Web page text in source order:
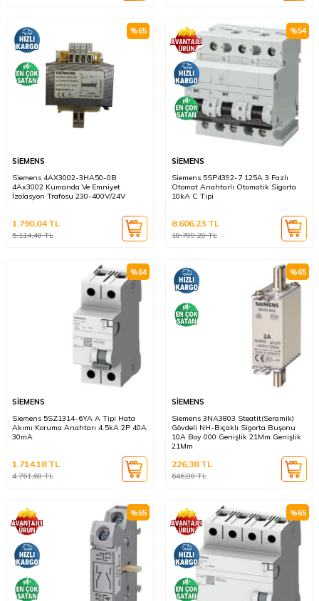
%65
SİEMENS
Siemens 4AX3002-3HA50-0B
4Ax3002 Kumanda Ve Emniyet
İzolasyon Trafosu 230-400V/24V
5.114,40TL
1.790,04TL
%54
SİEMENS
Siemens 5SP4392-7 125A 3 Fazlı
Otomat Anahtarlı Otomatik Sigorta
10kA C Tipi
18.709,20TL
8.606,23 TL
%64
SİEMENS
Siemens 5SZ1314-6YA A Tipi Hata
Akımı Koruma Anahtarı 4.5kA 2P 40A
30mA
4.761,60TL
1.714,18TL
%65
SİEMENS
Siemens 3NA3803 Steatit(Seramik)
Gövdeli NH-Bıçaklı Sigorta Buşonu
10A Boy 000 Genişlik 21Mm Genişlik
21Mm
646,80TL
226,38TL
%65 %65